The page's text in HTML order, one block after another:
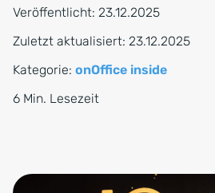
Veröffentlicht: 23.12.2025
Zuletzt aktualisiert: 23.12.2025
Kategorie: onOffice inside
6 Min. Lesezeit